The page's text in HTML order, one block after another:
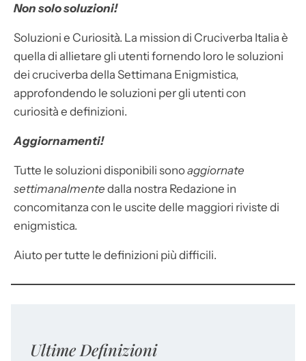
Non solo soluzioni!
Soluzioni e Curiosità. La mission di Cruciverba Italia è
quella di allietare gli utenti fornendo loro le soluzioni
dei cruciverba della Settimana Enigmistica,
approfondendo le soluzioni per gli utenti con
curiosità e definizioni.
Aggiornamenti!
Tutte le soluzioni disponibili sonoaggiornate
settimanalmente dalla nostra Redazione in
concomitanza con le uscite delle maggiori riviste di
enigmistica.
Aiuto per tutte le definizioni più difficili.
Ultime Definizioni